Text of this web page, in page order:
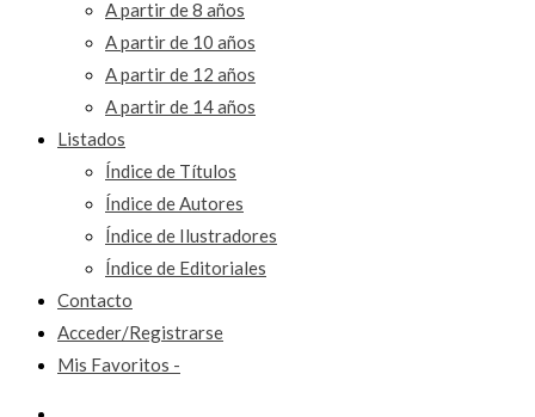
A partir de 8 años
A partir de 10 años
A partir de 12 años
A partir de 14 años
Listados
Índice de Títulos
Índice de Autores
Índice de Ilustradores
Índice de Editoriales
Contacto
Acceder/Registrarse
Mis Favoritos -